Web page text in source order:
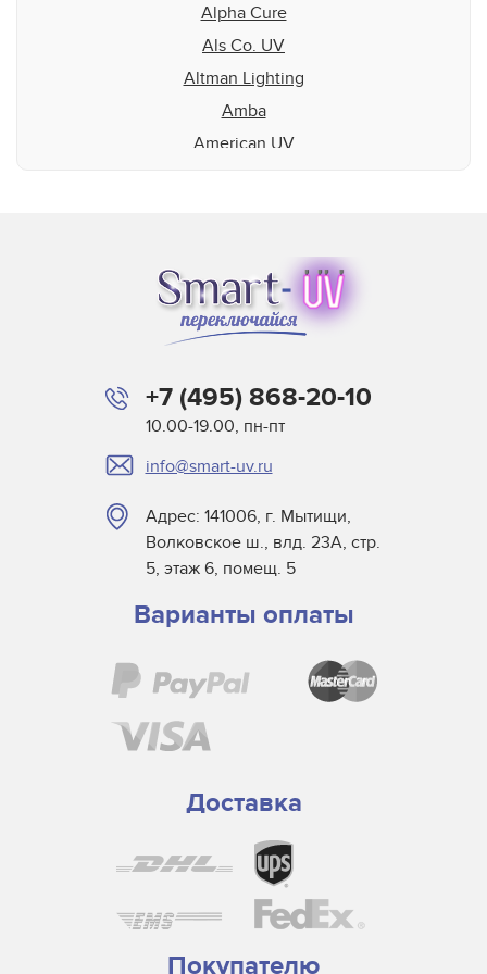
Alpha Cure
Als Co. UV
Altman Lighting
Amba
American UV
Baldwin
Beltron
BLV
Didde
DigiPrint для сушек
Dorn SPE
Dry Tac
Efsen
Frank Matthew
Grafix
H&S Autoshot
Hanovia
Heidelberg
Henkel
+7 (495) 868-20-10
10.00-19.00, пн-пт
info@smart-uv.ru
Адрес: 141006, г. Мытищи,
Волковское ш., влд. 23А, стр.
5, этаж 6, помещ. 5
Варианты оплаты
Доставка
Покупателю